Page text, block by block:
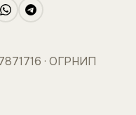
· ОГРНИП